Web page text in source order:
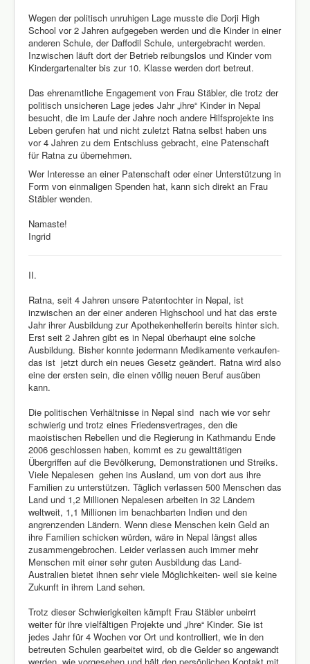
Wegen der politisch unruhigen Lage musste die Dorji High
School vor 2 Jahren aufgegeben werden und die Kinder in einer
anderen Schule, der Daffodil Schule, untergebracht werden.
Inzwischen läuft dort der Betrieb reibungslos und Kinder vom
Kindergartenalter bis zur 10. Klasse werden dort betreut.
Das ehrenamtliche Engagement von Frau Stäbler, die trotz der
politisch unsicheren Lage jedes Jahr „ihre“ Kinder in Nepal
besucht, die im Laufe der Jahre noch andere Hilfsprojekte ins
Leben gerufen hat und nicht zuletzt Ratna selbst haben uns
vor 4 Jahren zu dem Entschluss gebracht, eine Patenschaft
für Ratna zu übernehmen.
Wer Interesse an einer Patenschaft oder einer Unterstützung in
Form von einmaligen Spenden hat, kann sich direkt an Frau
Stäbler wenden.
Namaste!
Ingrid
II.
Ratna, seit 4 Jahren unsere Patentochter in Nepal, ist
inzwischen an der einer anderen Highschool und hat das erste
Jahr ihrer Ausbildung zur Apothekenhelferin bereits hinter sich.
Erst seit 2 Jahren gibt es in Nepal überhaupt eine solche
Ausbildung. Bisher konnte jedermann Medikamente verkaufen-
das ist jetzt durch ein neues Gesetz geändert. Ratna wird also
eine der ersten sein, die einen völlig neuen Beruf ausüben
kann.
Die politischen Verhältnisse in Nepal sind nach wie vor sehr
schwierig und trotz eines Friedensvertrages, den die
maoistischen Rebellen und die Regierung in Kathmandu Ende
2006 geschlossen haben, kommt es zu gewalttätigen
Übergriffen auf die Bevölkerung, Demonstrationen und Streiks.
Viele Nepalesen gehen ins Ausland, um von dort aus ihre
Familien zu unterstützen. Täglich verlassen 500 Menschen das
Land und 1,2 Millionen Nepalesen arbeiten in 32 Ländern
weltweit, 1,1 Millionen im benachbarten Indien und den
angrenzenden Ländern. Wenn diese Menschen kein Geld an
ihre Familien schicken würden, wäre in Nepal längst alles
zusammengebrochen. Leider verlassen auch immer mehr
Menschen mit einer sehr guten Ausbildung das Land-
Australien bietet ihnen sehr viele Möglichkeiten- weil sie keine
Zukunft in ihrem Land sehen.
Trotz dieser Schwierigkeiten kämpft Frau Stäbler unbeirrt
weiter für ihre vielfältigen Projekte und „ihre“ Kinder. Sie ist
jedes Jahr für 4 Wochen vor Ort und kontrolliert, wie in den
betreuten Schulen gearbeitet wird, ob die Gelder so angewandt
werden, wie vorgesehen und hält den persönlichen Kontakt mit